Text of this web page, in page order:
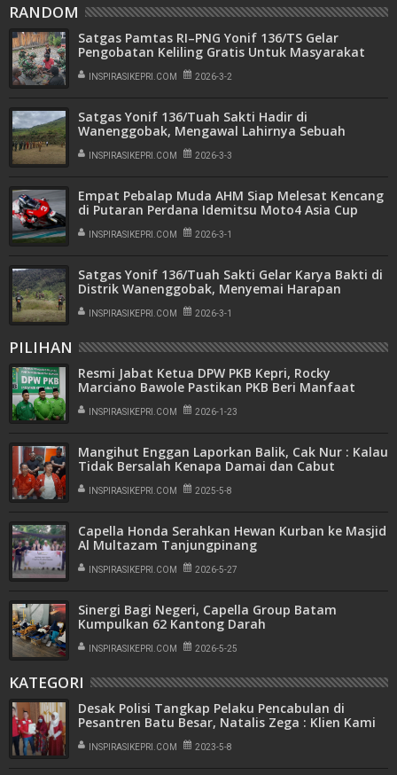
RANDOM
Satgas Pamtas RI–PNG Yonif 136/TS Gelar
Pengobatan Keliling Gratis Untuk Masyarakat
Nambut Puncak Jaya
INSPIRASIKEPRI.COM 2026-3-2
Satgas Yonif 136/Tuah Sakti Hadir di
Wanenggobak, Mengawal Lahirnya Sebuah
Perkampungan Baru Untuk Masa Depan
INSPIRASIKEPRI.COM 2026-3-3
Empat Pebalap Muda AHM Siap Melesat Kencang
di Putaran Perdana Idemitsu Moto4 Asia Cup
INSPIRASIKEPRI.COM 2026-3-1
Satgas Yonif 136/Tuah Sakti Gelar Karya Bakti di
Distrik Wanenggobak, Menyemai Harapan
Bersama Masyarakat
INSPIRASIKEPRI.COM 2026-3-1
PILIHAN
Resmi Jabat Ketua DPW PKB Kepri, Rocky
Marciano Bawole Pastikan PKB Beri Manfaat
Nyata Bagi Masyarakat
INSPIRASIKEPRI.COM 2026-1-23
Mangihut Enggan Laporkan Balik, Cak Nur : Kalau
Tidak Bersalah Kenapa Damai dan Cabut
INSPIRASIKEPRI.COM 2025-5-8
Capella Honda Serahkan Hewan Kurban ke Masjid
Al Multazam Tanjungpinang
INSPIRASIKEPRI.COM 2026-5-27
Sinergi Bagi Negeri, Capella Group Batam
Kumpulkan 62 Kantong Darah
INSPIRASIKEPRI.COM 2026-5-25
KATEGORI
Desak Polisi Tangkap Pelaku Pencabulan di
Pesantren Batu Besar, Natalis Zega : Klien Kami
INSPIRASIKEPRI.COM 2023-5-8